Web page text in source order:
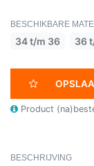
BESCHIKBARE
34 t/m 36 36
Product
BESCHRIJVING